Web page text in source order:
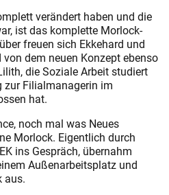
verändert haben und die
ist das komplette Morlock-
freuen sich Ekkehard und
dem neuen Konzept ebenso
die Soziale Arbeit studiert
zur Filialmanagerin im
hat.
noch mal was Neues
Morlock. Eigentlich durch
ins Gespräch, übernahm
Außenarbeitsplatz und
aus.